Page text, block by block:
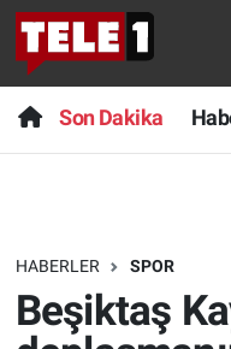
Son Dakika
HABERLER SPOR
Beşiktaş
Anında Manşet
Başka Sohbetler
Bilim turu
Bilim ve
Son Dakika
Haber
Dünya
Teknoloji
Nöbetçi
Hava Durumu
Trafik Durumu
Süper Lig Puan